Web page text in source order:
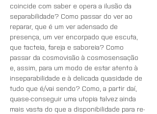
coincide com saber e opera a ilusão da
separabilidade? Como passar do ver ao
reparar, que é um ver adensado de
presença, um ver encorpado que escuta,
que tacteia, fareja e saboreia? Como
passar da cosmovisão à cosmosensação
e, assim, para um modo de estar atento à
inseparabilidade e à delicada quasidade de
tudo que é/vai sendo? Como, a partir daí,
quase-conseguir uma utopia talvez ainda
mais vasta do que a disponibilidade para re-